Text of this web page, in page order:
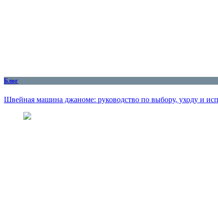
Блог
Швейная машина джаноме: руководство по выбору, уходу и